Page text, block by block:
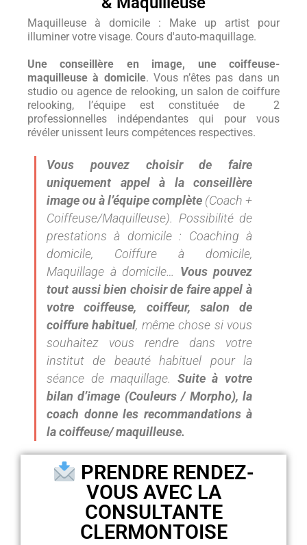
Maquilleuse à domicile : Make up artist pour
illuminer votre visage. Cours d'auto-maquillage.
Une conseillère en image, une coiffeuse-
maquilleuse à domicile. Vous n’êtes pas dans un
studio ou agence de relooking, un salon de coiffure
relooking, l’équipe est constituée de 2
professionnelles indépendantes qui pour vous
révéler unissent leurs compétences respectives.
Vous pouvez choisir de faire
uniquement appel à la conseillère
image ou à l’équipe complète (Coach +
Coiffeuse/Maquilleuse). Possibilité de
prestations à domicile : Coaching à
domicile, Coiffure à domicile,
Maquillage à domicile… Vous pouvez
tout aussi bien choisir de faire appel à
votre coiffeuse, coiffeur, salon de
coiffure habituel, même chose si vous
souhaitez vous rendre dans votre
institut de beauté habituel pour la
séance de maquillage. Suite à votre
bilan d’image (Couleurs / Morpho), la
coach donne les recommandations à
la coiffeuse/ maquilleuse.
PRENDRE RENDEZ-
VOUS AVEC LA
CONSULTANTE
CLERMONTOISE